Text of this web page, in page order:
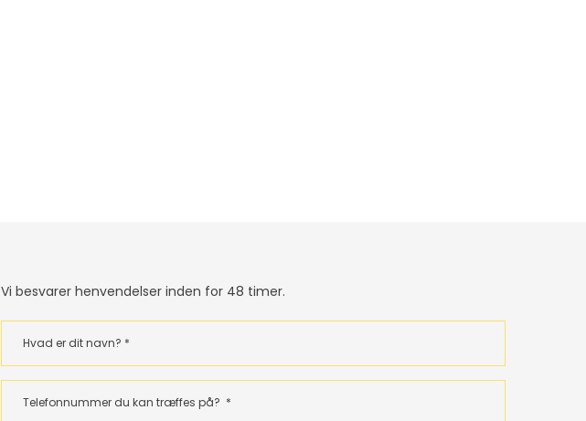
Vi besvarer henvendelser inden for 48 timer.​​